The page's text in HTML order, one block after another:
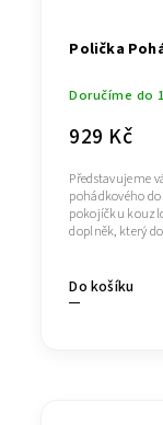
Polička
Doručíme do
929 Kč
Do košíku
Představujeme
pohádkového
pokojíčku
doplněk, který